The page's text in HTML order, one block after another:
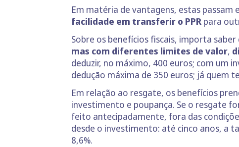
Em matéria de vantagens, estas passam
facilidade em transferir o PPR para
Sobre os benefícios fiscais, importa saber
mas com diferentes limites de valor,
deduzir, no máximo, 400 euros; com um
dedução máxima de 350 euros; já quem
Em relação ao resgate, os benefícios
investimento e poupança. Se o resgate
feito antecipadamente, fora das
desde o investimento: até cinco anos, a
8,6%.